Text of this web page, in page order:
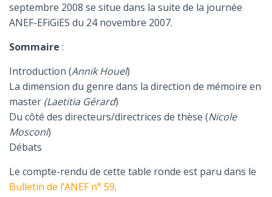
septembre 2008 se situe dans la suite de la journée
ANEF-EFiGiES du 24 novembre 2007.
Sommaire :
Introduction (Annik Houel)
La dimension du genre dans la direction de mémoire en
master (Laetitia Gérard)
Du côté des directeurs/directrices de thèse (Nicole
Mosconi)
Débats
Le compte-rendu de cette table ronde est paru dans le
Bulletin de l’ANEF n° 59.